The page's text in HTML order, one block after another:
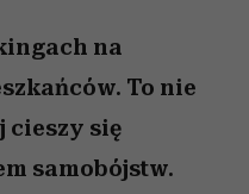
na
To nie
cieszy się
samobójstw.